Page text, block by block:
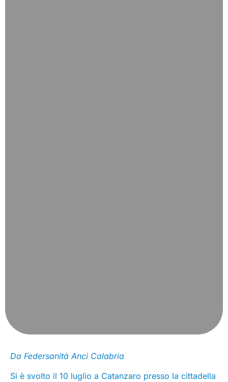
Da Federsanità Anci Calabria
Si è svolto il 10 luglio a Catanzaro presso la cittadella